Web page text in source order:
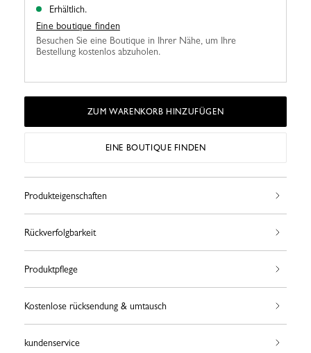
Erhältlich.
Eine boutique finden
Besuchen Sie eine Boutique in Ihrer Nähe, um Ihre
Bestellung kostenlos abzuholen.
ZUM WARENKORB HINZUFÜGEN
EINE BOUTIQUE FINDEN
Produkteigenschaften
Rückverfolgbarkeit
Produktpflege
Kostenlose rücksendung & umtausch
kundenservice